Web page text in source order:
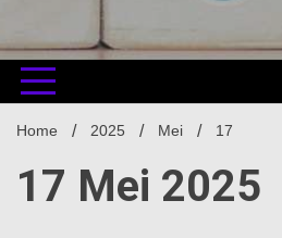
Home 2025 Mei 17
17 Mei 2025